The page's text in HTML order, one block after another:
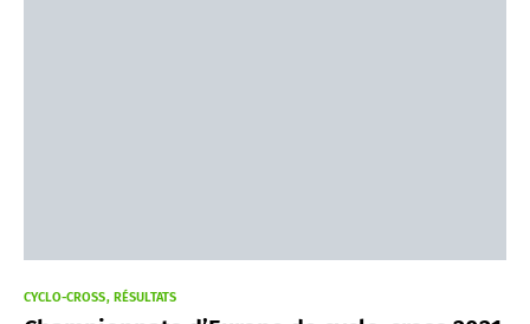
CYCLO-CROSS RÉSULTATS